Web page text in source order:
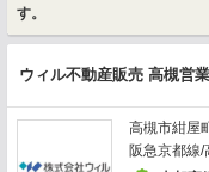
す。
ウィル不動産販売 高槻営
高槻市紺屋
阪急京都